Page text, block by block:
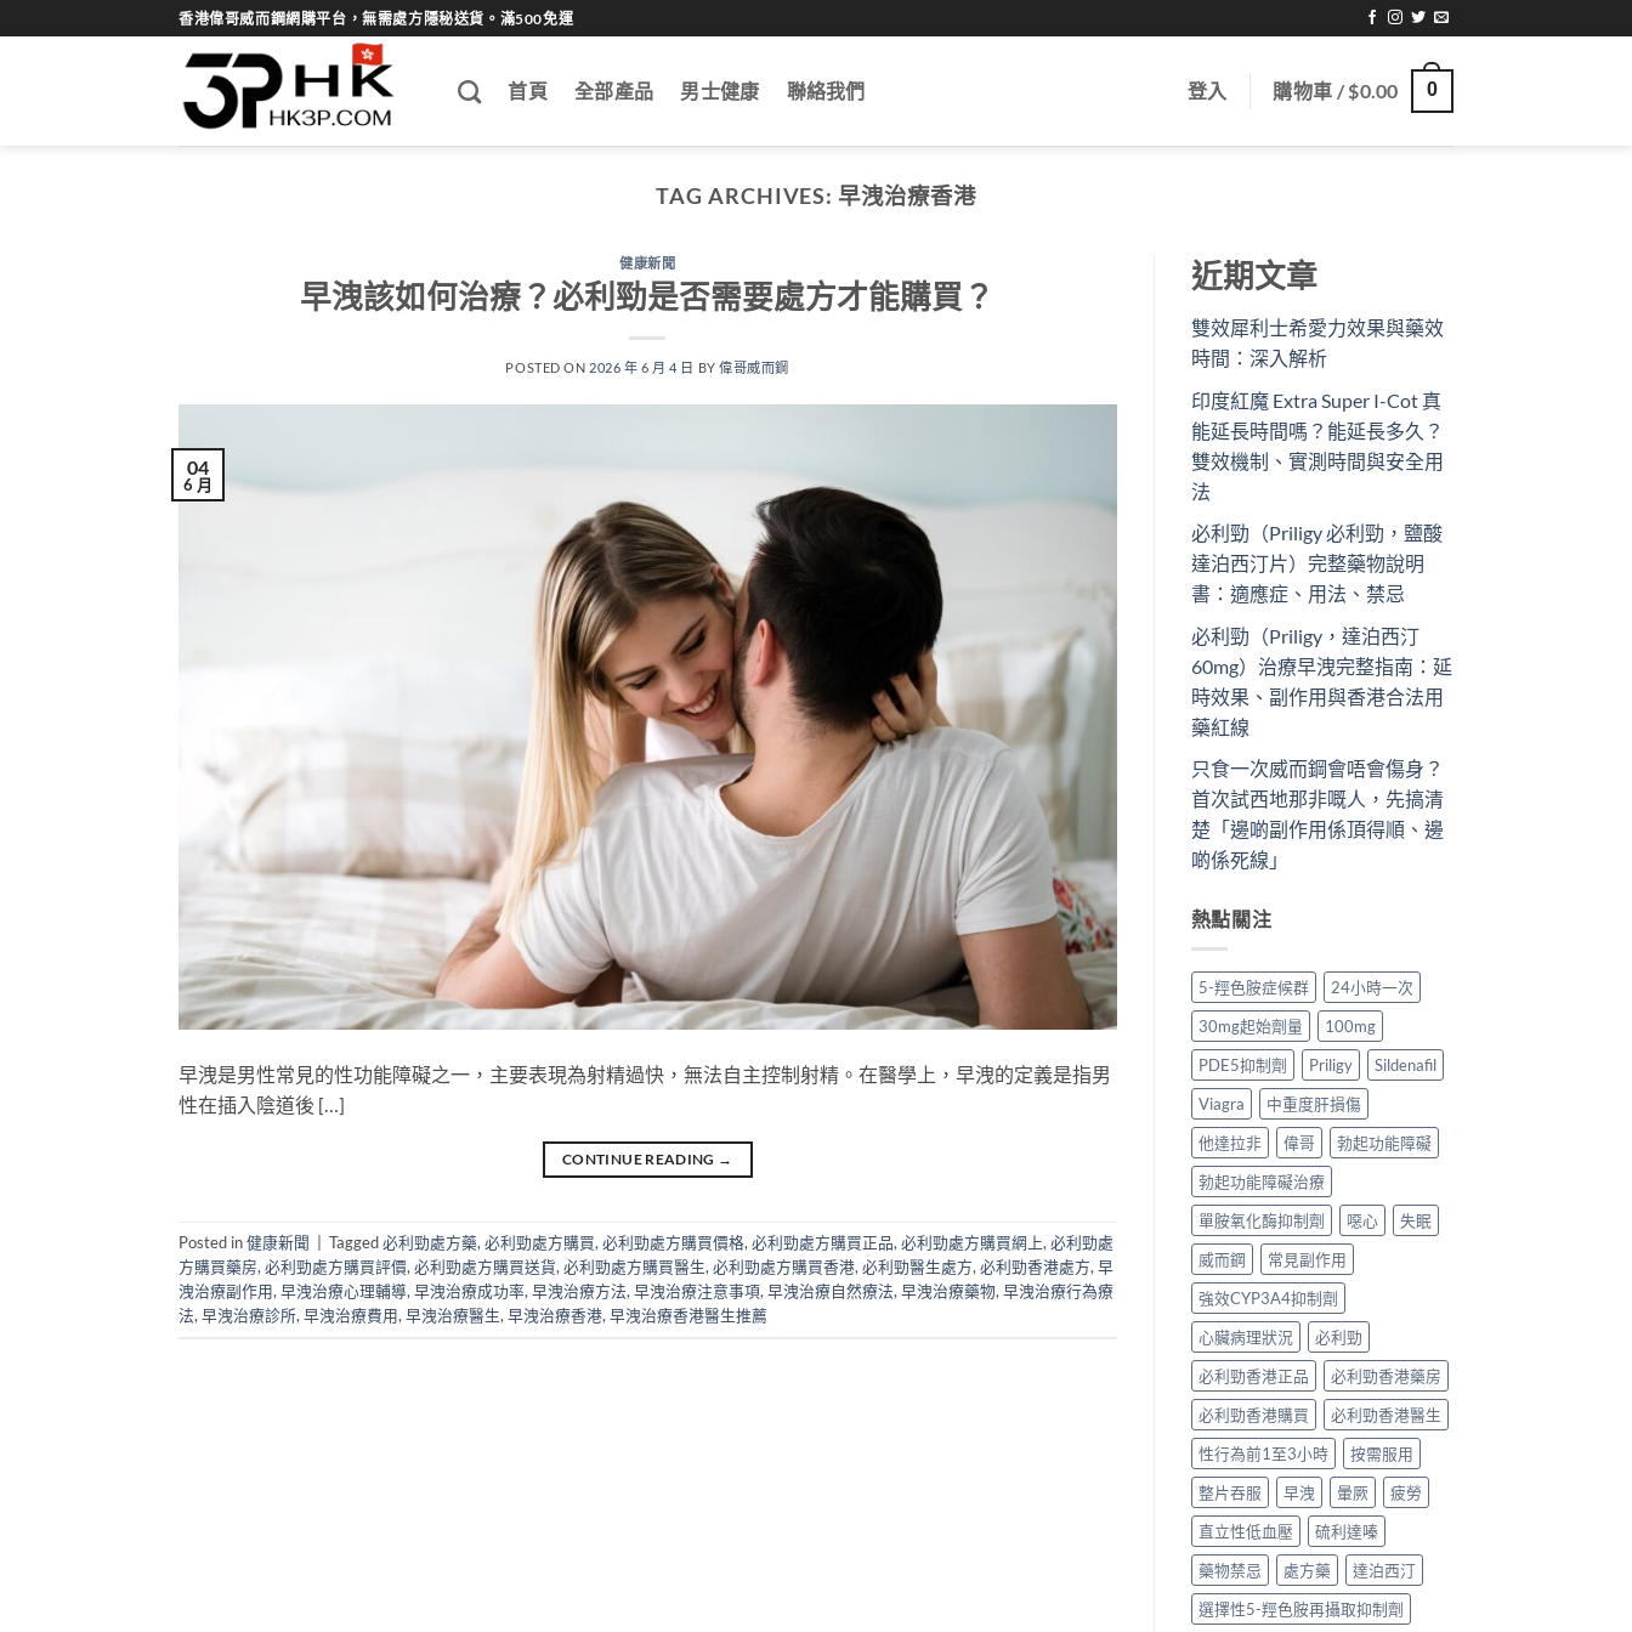
to
香港偉哥威而鋼網購平台，無需處方隱秘送貨。滿500免運
首頁 全部產品 男士健康 聯絡我們 登入 購物車 /$0.00 0
TAG ARCHIVES:早洩治療香港
健康新聞
早洩該如何治療？必利勁是否需要處方才能購買？
POSTED ON 2026 年 6 月 4 日 BY偉哥威而鋼
04
6 月
早洩是男性常見的性功能障礙之一，主要表現為射精過快，無法自主控制射精。在醫學上，早洩的定義是指男
性在插入陰道後 […]
CONTINUE READING →
Posted in健康新聞 Tagged必利勁處方藥,必利勁處方購買,必利勁處方購買價格,必利勁處方購買正品,必利勁處方購買網上,必利勁處
方購買藥房,必利勁處方購買評價,必利勁處方購買送貨,必利勁處方購買醫生,必利勁處方購買香港,必利勁醫生處方,必利勁香港處方,早
洩治療副作用,早洩治療心理輔導,早洩治療成功率,早洩治療方法,早洩治療注意事項,早洩治療自然療法,早洩治療藥物,早洩治療行為療
法,早洩治療診所,早洩治療費用,早洩治療醫生,早洩治療香港,早洩治療香港醫生推薦
近期文章
雙效犀利士希愛力效果與藥效
時間：深入解析
印度紅魔 Extra Super I-Cot 真
能延長時間嗎？能延長多久？
雙效機制、實測時間與安全用
法
必利勁（Priligy 必利勁，鹽酸
達泊西汀片）完整藥物說明
書：適應症、用法、禁忌
必利勁（Priligy，達泊西汀
60mg）治療早洩完整指南：延
時效果、副作用與香港合法用
藥紅線
只食一次威而鋼會唔會傷身？
首次試西地那非嘅人，先搞清
楚「邊啲副作用係頂得順、邊
啲係死線」
熱點關注
5-羥色胺症候群
24小時一次
30mg起始劑量
100mg
PDE5抑制劑
Priligy
Sildenafil
Viagra
中重度肝損傷
他達拉非
偉哥
勃起功能障礙
勃起功能障礙治療
單胺氧化酶抑制劑
噁心
失眠
威而鋼
常見副作用
強效CYP3A4抑制劑
心臟病理狀況
必利勁
必利勁香港正品
必利勁香港藥房
必利勁香港購買
必利勁香港醫生
性行為前1至3小時
按需服用
整片吞服
早洩 暈厥
疲勞
直立性低血壓
硫利達嗪
藥物禁忌
處方藥
達泊西汀
選擇性5-羥色胺再攝取抑制劑